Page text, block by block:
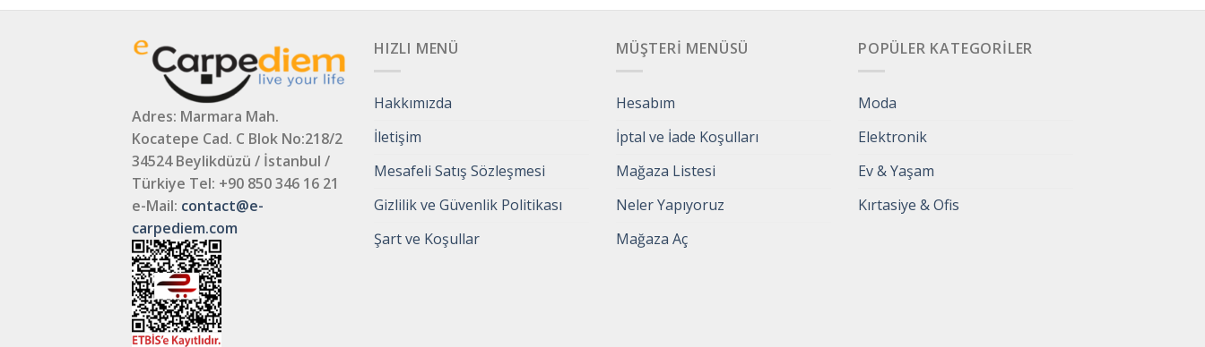
Adres: Marmara Mah.
Kocatepe Cad. C Blok No:218/2
34524 Beylikdüzü / İstanbul /
Türkiye Tel: +90 850 346 16 21
e-Mail: contact@e-
carpediem.com
HIZLI MENÜ
Hakkımızda
İletişim
Mesafeli Satış Sözleşmesi
Gizlilik ve Güvenlik Politikası
Şart ve Koşullar
MÜŞTERI MENÜSÜ
Hesabım
İptal ve İade Koşulları
Mağaza Listesi
Neler Yapıyoruz
Mağaza Aç
POPÜLER KATEGORILER
Moda
Elektronik
Ev & Yaşam
Kırtasiye & Ofis